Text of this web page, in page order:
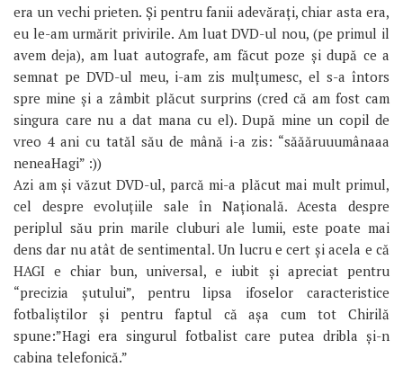
era un vechi prieten. Și pentru fanii adevărați, chiar asta era,
eu le-am urmărit privirile. Am luat DVD-ul nou, (pe primul il
avem deja), am luat autografe, am făcut poze și după ce a
semnat pe DVD-ul meu, i-am zis mulțumesc, el s-a întors
spre mine și a zâmbit plăcut surprins (cred că am fost cam
singura care nu a dat mana cu el). După mine un copil de
vreo 4 ani cu tatăl său de mână i-a zis: “săăăruuumânaaa
neneaHagi” :))
Azi am și văzut DVD-ul, parcă mi-a plăcut mai mult primul,
cel despre evoluțiile sale în Națională. Acesta despre
periplul său prin marile cluburi ale lumii, este poate mai
dens dar nu atât de sentimental. Un lucru e cert și acela e că
HAGI e chiar bun, universal, e iubit și apreciat pentru
“precizia șutului”, pentru lipsa ifoselor caracteristice
fotbaliștilor și pentru faptul că așa cum tot Chirilă
spune:”Hagi era singurul fotbalist care putea dribla și-n
cabina telefonică.”